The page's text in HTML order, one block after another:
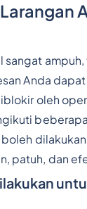
sangat
Anda
oleh
patuh, dan